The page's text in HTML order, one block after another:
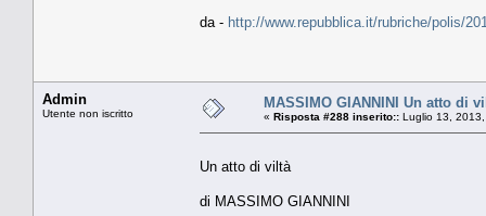
da - http://www.repubblica.it/rubriche/polis/
Admin
Utente non iscritto
MASSIMO GIANNINI Un atto di
« Risposta #288 inserito:: Luglio 13,
Un atto di viltà
di MASSIMO GIANNINI